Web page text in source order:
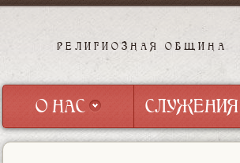
РЕЛИГИОЗНАЯ ОБЩИНА
О НАС
СЛУЖЕНИЯ
СЛУЖЕНИЯ